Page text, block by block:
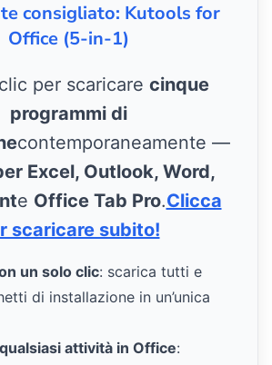
consigliato: Kutools for
Office (5-in-1)
per scaricare cinque
programmi di
contemporaneamente —
Excel, Outlook, Word,
e Office Tab Pro.Clicca
scaricare subito!
un solo clic: scarica tutti e
di installazione in un’unica
attività in Office: